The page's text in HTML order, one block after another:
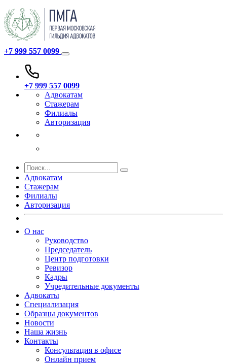
+7 999 557 0099
+7 999 557 0099
Адвокатам
Стажерам
Филиалы
Авторизация
Адвокатам
Стажерам
Филиалы
Авторизация
О нас
Руководство
Председатель
Центр подготовки
Ревизор
Кадры
Учредительные документы
Адвокаты
Специализация
Образцы документов
Новости
Наша жизнь
Контакты
Консультация в офисе
Онлайн прием